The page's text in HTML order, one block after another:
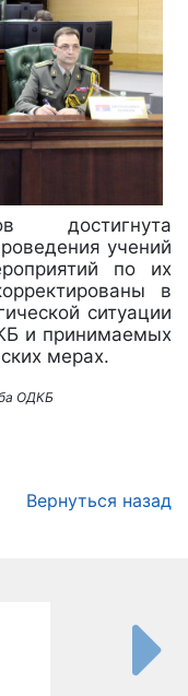
достигнута
учений
по их
в
ситуации
и принимаемых
мерах.
ОДКБ
Вернуться назад